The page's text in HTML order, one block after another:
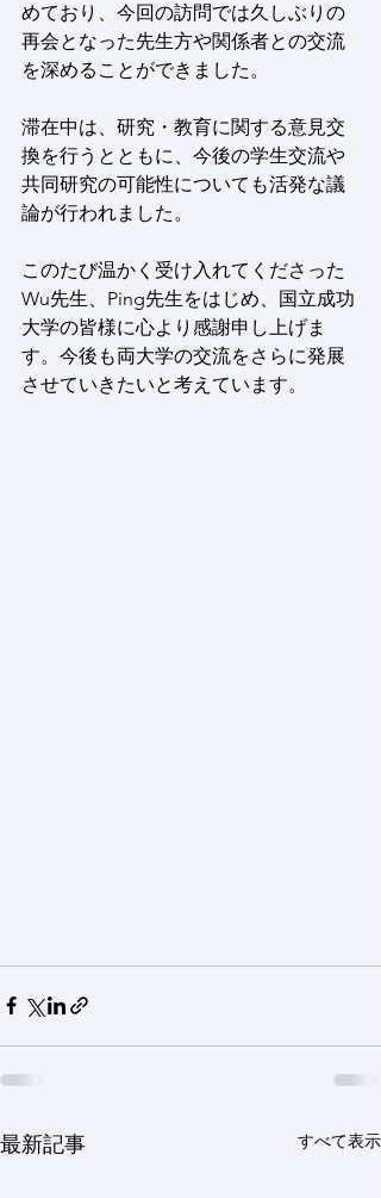
めており、今回の訪問では久しぶりの
再会となった先生方や関係者との交流
を深めることができました。
滞在中は、研究・教育に関する意見交
換を行うとともに、今後の学生交流や
共同研究の可能性についても活発な議
論が行われました。
このたび温かく受け入れてくださった
Wu先生、Ping先生をはじめ、国立成功
大学の皆様に心より感謝申し上げま
す。今後も両大学の交流をさらに発展
させていきたいと考えています。
最新記事 すべて表示